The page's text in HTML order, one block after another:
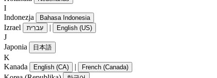
I
Indonezja
Bahasa Indonesia
Izrael עִברִית | English (US)
J
Japonia
日本語
K
Kanada
English (CA) | French (Canada)